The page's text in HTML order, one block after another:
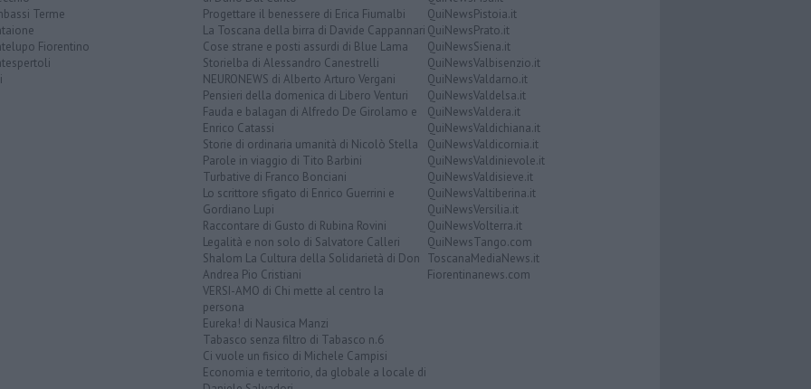
Terme
Fiorentino
Progettare il benessere di Erica Fiumalbi
La Toscana della birra di Davide Cappannari
Cose strane e posti assurdi di Blue Lama
Storielba di Alessandro Canestrelli
NEURONEWS di Alberto Arturo Vergani
Pensieri della domenica di Libero Venturi
Fauda e balagan di Alfredo De Girolamo e
Enrico Catassi
Storie di ordinaria umanità di Nicolò Stella
Parole in viaggio di Tito Barbini
Turbative di Franco Bonciani
Lo scrittore sfigato di Enrico Guerrini e
Gordiano Lupi
Raccontare di Gusto di Rubina Rovini
Legalità e non solo di Salvatore Calleri
Shalom La Cultura della Solidarietà di Don
Andrea Pio Cristiani
VERSI-AMO di Chi mette al centro la
persona
Eureka! di Nausica Manzi
Tabasco senza filtro di Tabasco n.6
Ci vuole un fisico di Michele Campisi
Economia e territorio, da globale a locale di
QuiNewsPistoia.it
QuiNewsPrato.it
QuiNewsSiena.it
QuiNewsValbisenzio.it
QuiNewsValdarno.it
QuiNewsValdelsa.it
QuiNewsValdera.it
QuiNewsValdichiana.it
QuiNewsValdicornia.it
QuiNewsValdinievole.it
QuiNewsValdisieve.it
QuiNewsValtiberina.it
QuiNewsVersilia.it
QuiNewsVolterra.it
QuiNewsTango.com
ToscanaMediaNews.it
Fiorentinanews.com